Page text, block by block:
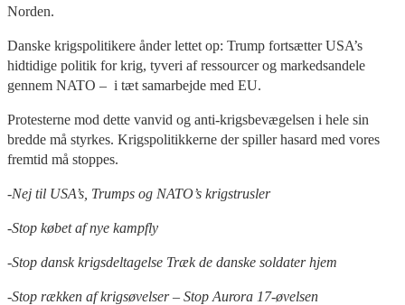
Norden.
Danske krigspolitikere ånder lettet op: Trump fortsætter USA’s
hidtidige politik for krig, tyveri af ressourcer og markedsandele
gennem NATO – i tæt samarbejde med EU.
Protesterne mod dette vanvid og anti-krigsbevægelsen i hele sin
bredde må styrkes. Krigspolitikkerne der spiller hasard med vores
fremtid må stoppes.
-Nej til USA’s, Trumps og NATO’s krigstrusler
-Stop købet af nye kampfly
-Stop dansk krigsdeltagelse Træk de danske soldater hjem
-Stop rækken af krigsøvelser – Stop Aurora 17-øvelsen